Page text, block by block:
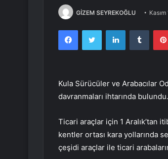
GİZEM SEYREKOĞLU
FacebookTwitter LinkedIn
Kula Sürücüler ve Arabacılar
davranmaları ihtarında bulundu.
Ticari araçlar için 1 Aralık’tan
kentler ortası kara yollarında
çeşidi araçlar ile ticari